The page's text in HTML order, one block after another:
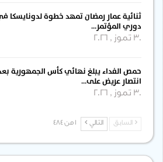
ثنائية عمار رمضان تمهد خطوة لدونايسكا في
دوري المؤتمر…
30 تموز , 2026
حمص الفداء يبلغ نهائي كأس الجمهورية بعد
انتصار عريض على…
30 تموز , 2026
السابق التالي